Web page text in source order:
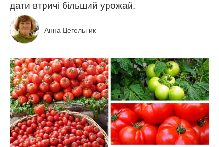
дати втричі більший урожай.
Анна Цегельник